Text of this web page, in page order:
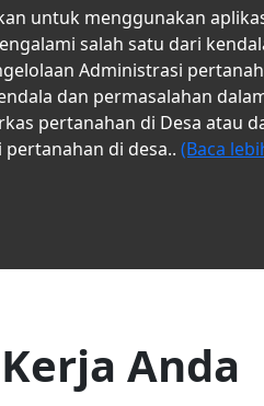
untuk menggunakan
salah satu dari
Administrasi
dan permasalahan
pertanahan di Desa atau
di desa.. (Baca
Anda